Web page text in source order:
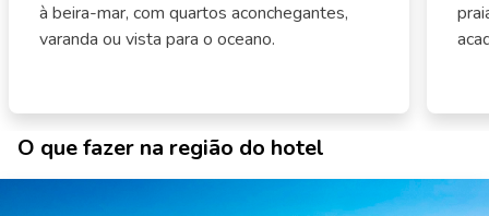
à beira-mar, com quartos aconchegantes,
varanda ou vista para o oceano.
O que fazer na região do hotel